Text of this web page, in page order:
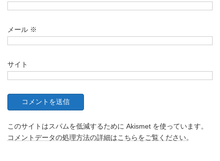
メール ※
サイト
このサイトはスパムを低減するために Akismet を使っています。
コメントデータの処理方法の詳細はこちらをご覧ください。